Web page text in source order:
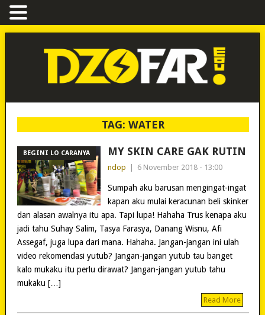
TAG: WATER
BEGINI LO CARANYA MY SKIN CARE GAK RUTIN
ndop 6 November 2018 - 13:00
Sumpah aku barusan mengingat-ingat
kapan aku mulai keracunan beli skinker
dan alasan awalnya itu apa. Tapi lupa! Hahaha Trus kenapa aku
jadi tahu Suhay Salim, Tasya Farasya, Danang Wisnu, Afi
Assegaf, juga lupa dari mana. Hahaha. Jangan-jangan ini ulah
video rekomendasi yutub? Jangan-jangan yutub tau banget
kalo mukaku itu perlu dirawat? Jangan-jangan yutub tahu
mukaku […]
Read More